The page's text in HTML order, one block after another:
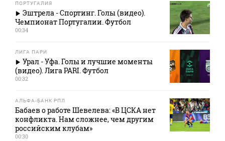
ПОРТУГАЛИЯ
Эштрела - Спортинг. Голы (видео).
Чемпионат Португалии. Футбол
00:34
ЛИГА ПАРИ
Урал - Уфа. Голы и лучшие моменты
(видео). Лига PARI. Футбол
00:32
АЛЬФА-БАНК РПЛ
Бабаев о работе Шевелева: «В ЦСКА нет
конфликта. Нам сложнее, чем другим
российским клубам»
00:30